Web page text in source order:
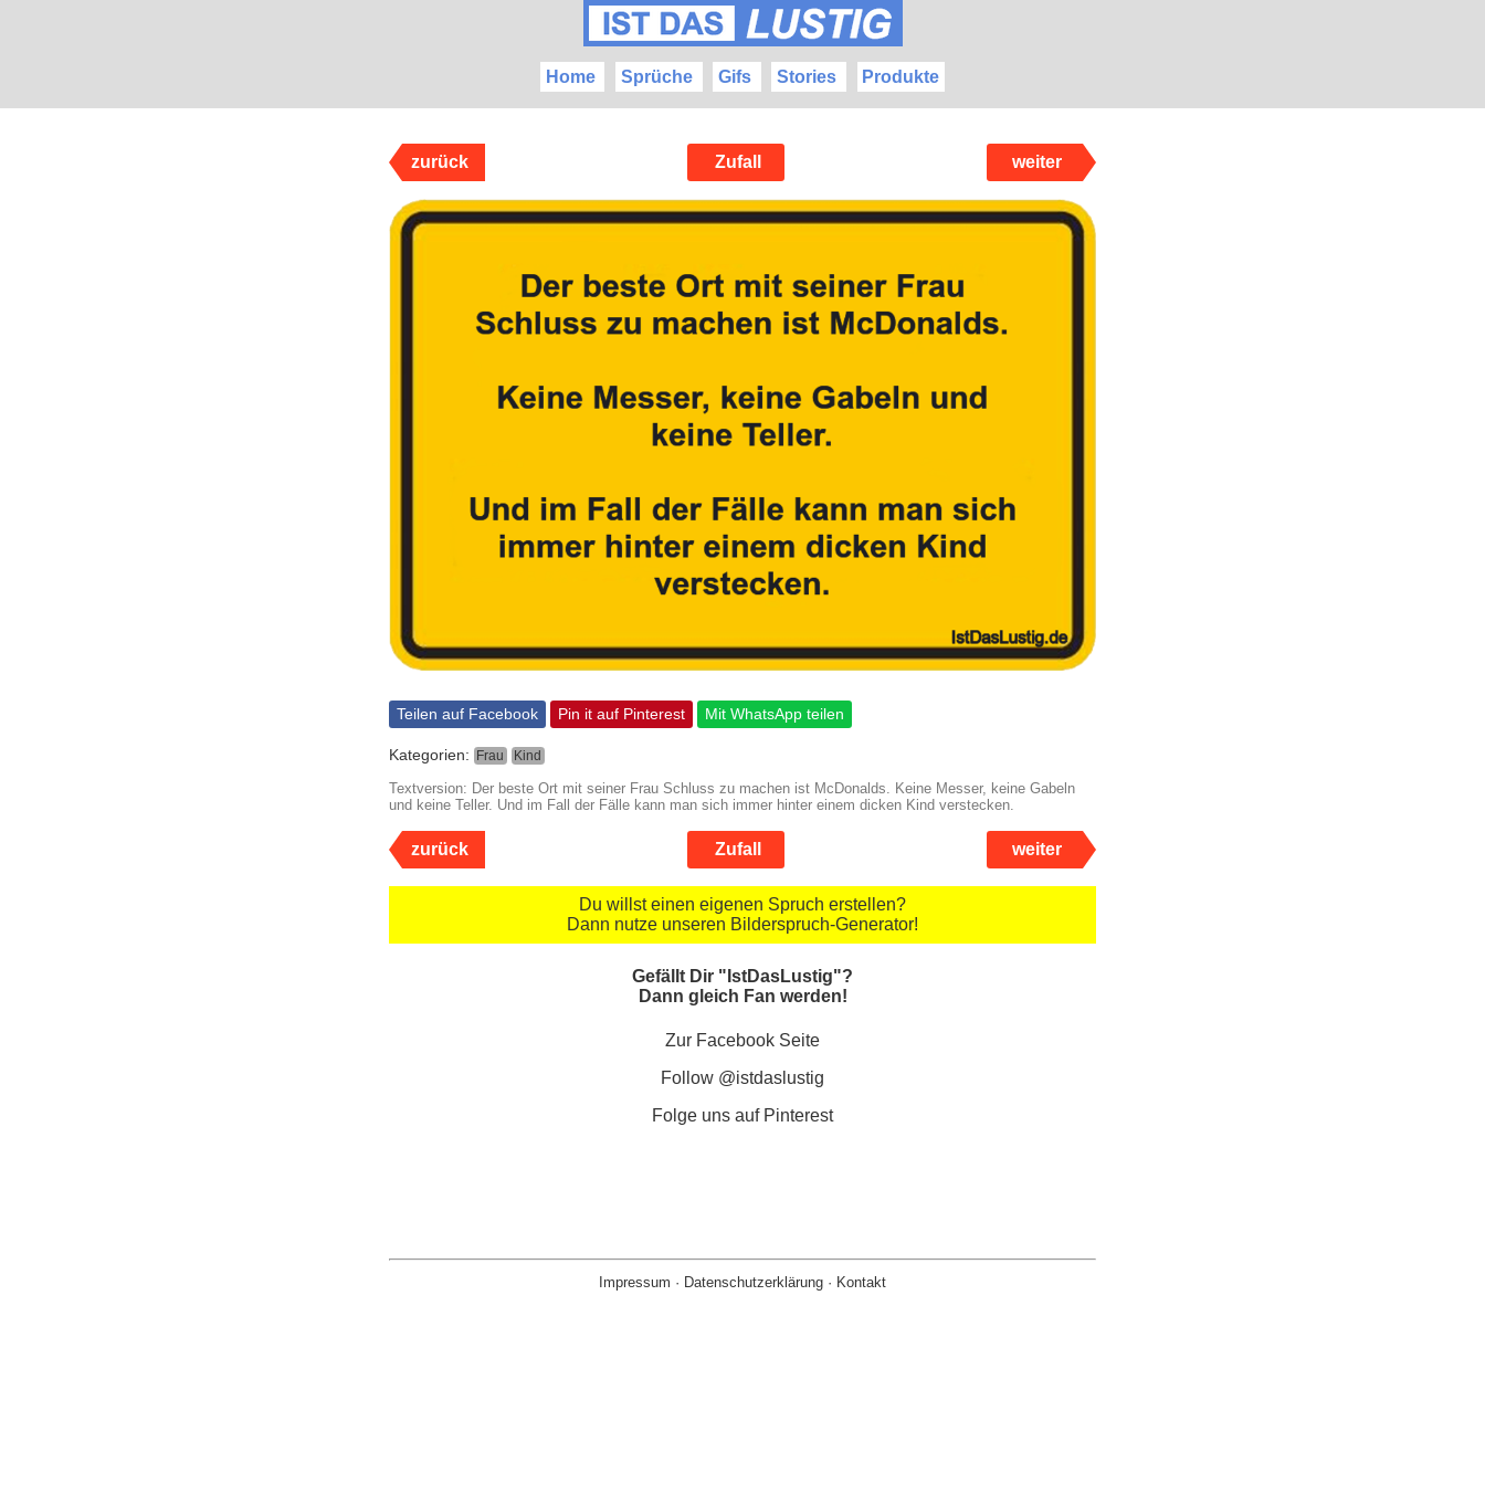
Home Sprüche Gifs Stories Produkte
zurück Zufall weiter
Teilen auf Facebook Pin it auf Pinterest Mit WhatsApp teilen
Kategorien: Frau Kind
Textversion: Der beste Ort mit seiner Frau Schluss zu machen ist McDonalds. Keine Messer, keine Gabeln
und keine Teller. Und im Fall der Fälle kann man sich immer hinter einem dicken Kind verstecken.
zurück Zufall weiter
Du willst einen eigenen Spruch erstellen?
Dann nutze unseren Bilderspruch-Generator!
Gefällt Dir "IstDasLustig"?
Dann gleich Fan werden!
Zur Facebook Seite
Follow @istdaslustig
Folge uns auf Pinterest
Impressum · Datenschutzerklärung · Kontakt